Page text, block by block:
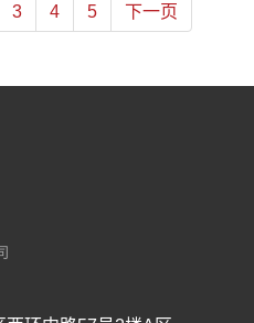
3 4 5 下一页